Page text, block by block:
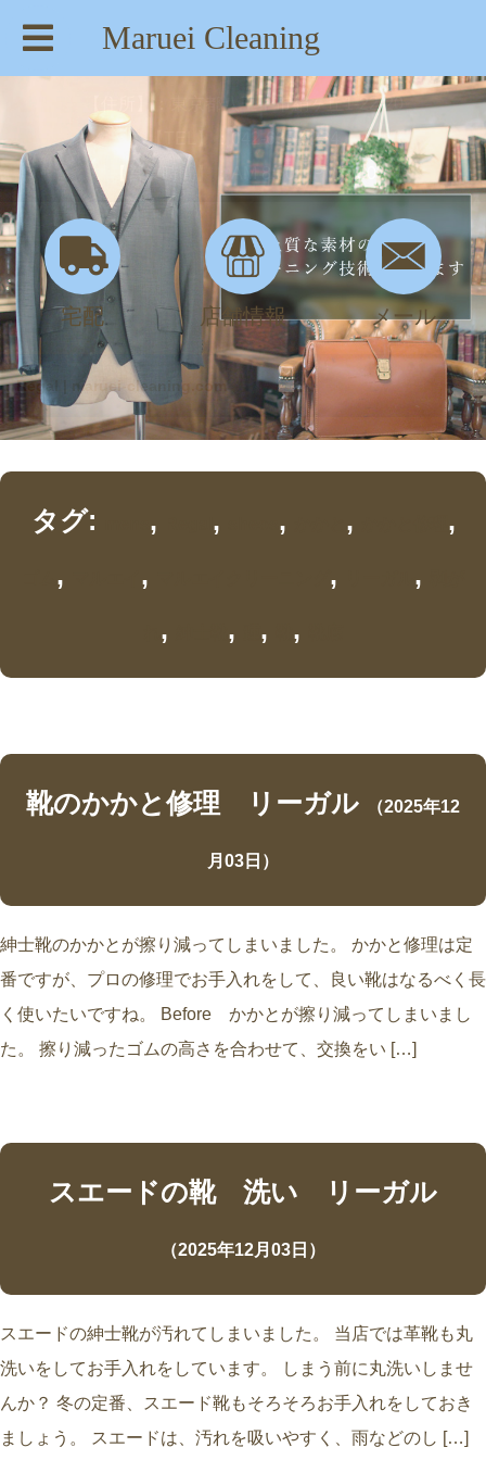
Maruei Cleaning
【住所】：東京都八王子市絹ヶ丘1-22-20
【TEL】：042-635-6234
【営業時間】：AM 8:00～PM 7:30
宅配 店舗情報 メール
Regal | maruei-cleaning.com
タグ: , , , , ,
, , , ,
, , , ,
靴のかかと修理 リーガル （2025年12
月03日）
紳士靴のかかとが擦り減ってしまいました。 かかと修理は定
番ですが、プロの修理でお手入れをして、良い靴はなるべく長
く使いたいですね。 Before かかとが擦り減ってしまいまし
た。 擦り減ったゴムの高さを合わせて、交換をい […]
スエードの靴 洗い リーガル
（2025年12月03日）
スエードの紳士靴が汚れてしまいました。 当店では革靴も丸
洗いをしてお手入れをしています。 しまう前に丸洗いしませ
んか？ 冬の定番、スエード靴もそろそろお手入れをしておき
ましょう。 スエードは、汚れを吸いやすく、雨などのし […]